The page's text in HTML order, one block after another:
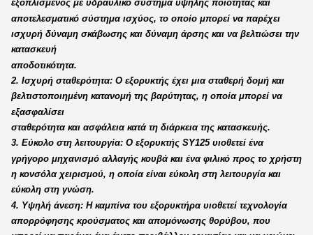
εξοπλισμένος με υδραυλικό σύστημα υψηλής ποιότητας και
αποτελεσματικό σύστημα ισχύος, το οποίο μπορεί να παρέχει
ισχυρή δύναμη σκάβωσης και δύναμη άρσης και να βελτιώσει την
κατασκευή
αποδοτικότητα.
2. Ισχυρή σταθερότητα: Ο εξορυκτής έχει μια σταθερή δομή και
βελτιστοποιημένη κατανομή της βαρύτητας, η οποία μπορεί να
εξασφαλίσει
σταθερότητα και ασφάλεια κατά τη διάρκεια της κατασκευής.
3. Εύκολο στη λειτουργία: Ο εξορυκτής SY125 υιοθετεί ένα
γρήγορο μηχανισμό αλλαγής κουβά και ένα φιλικό προς το χρήστη
η κονσόλα χειρισμού, η οποία είναι εύκολη στη λειτουργία και
εύκολη στη γνώση.
4. Υψηλή άνεση: Η καμπίνα του εξορυκτήρα υιοθετεί τεχνολογία
απορρόφησης κρούσματος και απομόνωσης θορύβου, που